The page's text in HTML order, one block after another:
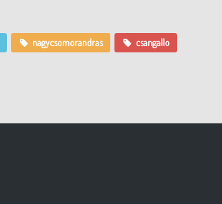
nagycsomorandras csangallo